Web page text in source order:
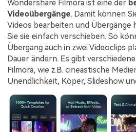
Wondershare Filmora ist eine der
Videoübergänge. Damit können
Videos bearbeiten und Übergänge
Sie sie einfach verschieben. So
Übergang auch in zwei Videoclips
Dauer ändern. Es gibt
Filmora, wie z.B. cineastische
Unendlichkeit, Köper, Slideshow